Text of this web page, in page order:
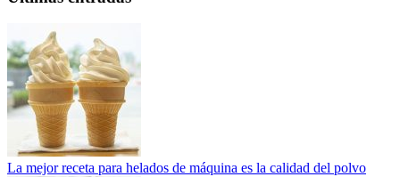
La mejor receta para helados de máquina es la calidad del polvo